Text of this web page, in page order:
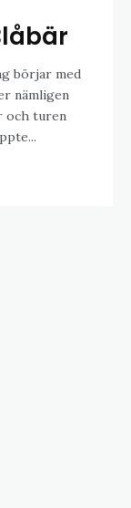
börjar med
nämligen
och turen